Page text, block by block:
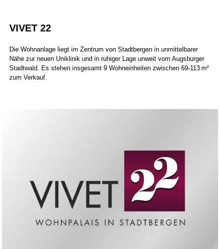
VIVET 22
Die Wohnanlage liegt im Zentrum von Stadtbergen in unmittelbarer
Nähe zur neuen Uniklinik und in ruhiger Lage unweit vom Augsburger
Stadtwald. Es stehen insgesamt 9 Wohneinheiten zwischen 69-113 m²
zum Verkauf.